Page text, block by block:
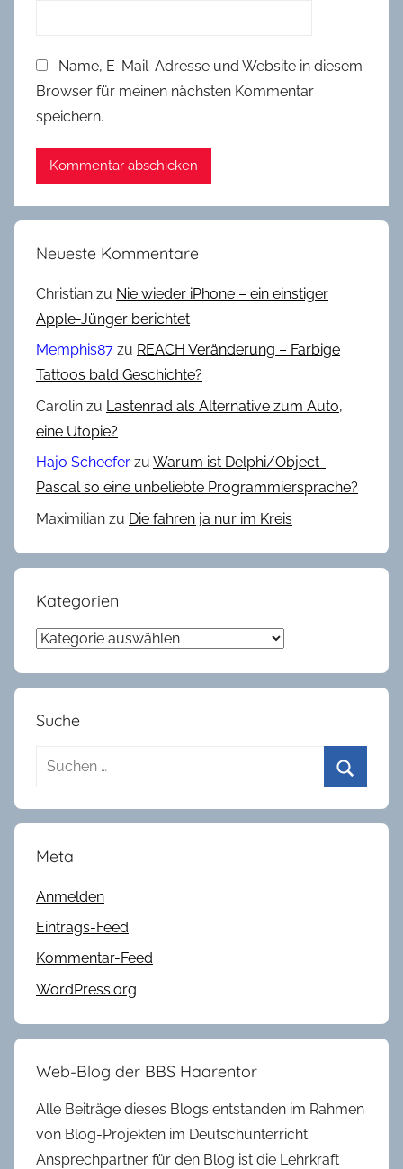
Name, E-Mail-Adresse und Website in diesem
Browser für meinen nächsten Kommentar
speichern.
Neueste Kommentare
Christian zu Nie wieder iPhone – ein einstiger
Apple-Jünger berichtet
Memphis87 zu REACH Veränderung – Farbige
Tattoos bald Geschichte?
Carolin zu Lastenrad als Alternative zum Auto,
eine Utopie?
Hajo Scheefer zu Warum ist Delphi/Object-
Pascal so eine unbeliebte Programmiersprache?
Maximilian zu Die fahren ja nur im Kreis
Kategorien
Kategorien
Suche
Suchen
Meta
Anmelden
Eintrags-Feed
Kommentar-Feed
WordPress.org
Web-Blog der BBS Haarentor
Alle Beiträge dieses Blogs entstanden im Rahmen
von Blog-Projekten im Deutschunterricht.
Ansprechpartner für den Blog ist die Lehrkraft